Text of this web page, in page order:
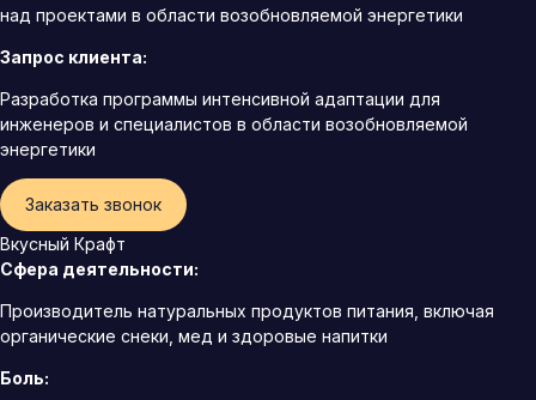
над проектами в области возобновляемой энергетики
Запрос клиента:
Разработка программы интенсивной адаптации для
инженеров и специалистов в области возобновляемой
энергетики
Заказать звонок
Вкусный Крафт
Сфера деятельности:
Производитель натуральных продуктов питания, включая
органические снеки, мед и здоровые напитки
Боль: